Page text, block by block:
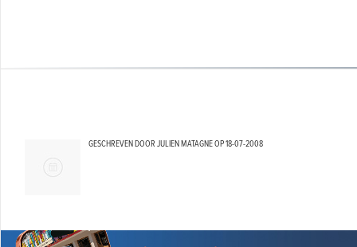
GESCHREVEN DOOR JULIEN MATAGNE OP18-07-2008